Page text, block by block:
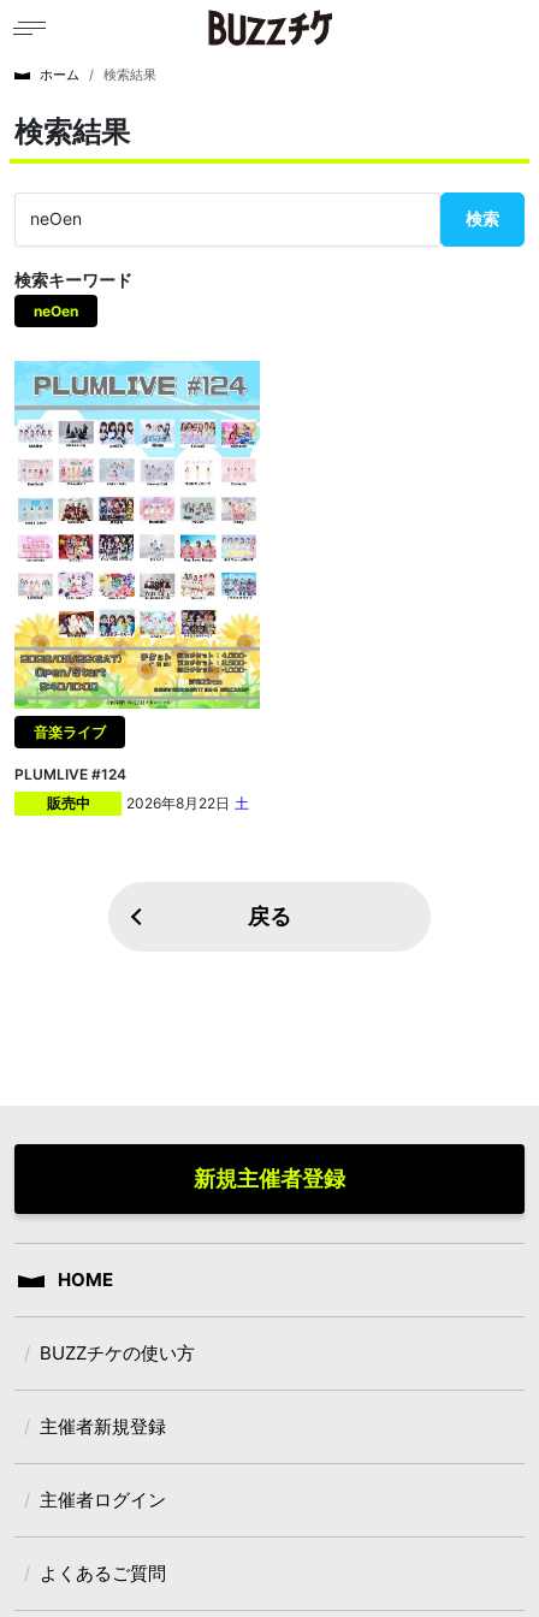
ホーム 検索結果
検索結果
検索
検索キーワード
neOen
音楽ライブ
PLUMLIVE #124
販売中 2026年8月22日 土
戻る
新規主催者登録
HOME
BUZZチケの使い方
主催者新規登録
主催者ログイン
よくあるご質問